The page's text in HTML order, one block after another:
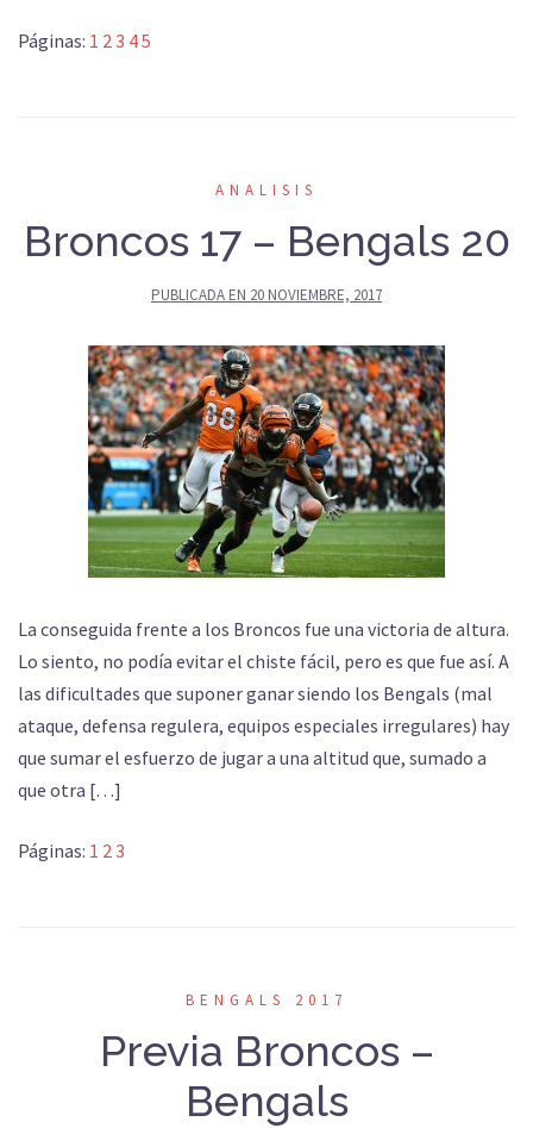
Páginas: 1 23 45
ANALISIS
Broncos 17 – Bengals 20
PUBLICADA EN 20 NOVIEMBRE, 2017
La conseguida frente a los Broncos fue una victoria de altura.
Lo siento, no podía evitar el chiste fácil, pero es que fue así. A
las dificultades que suponer ganar siendo los Bengals (mal
ataque, defensa regulera, equipos especiales irregulares) hay
que sumar el esfuerzo de jugar a una altitud que, sumado a
que otra […]
Páginas: 1 23
BENGALS 2017
Previa Broncos –
Bengals